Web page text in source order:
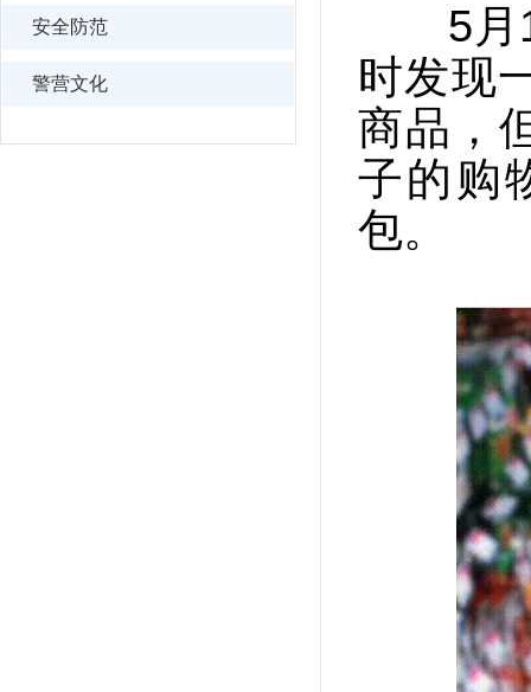
安全防范
警营文化
5月13
时发现
商品，
子的购
包。